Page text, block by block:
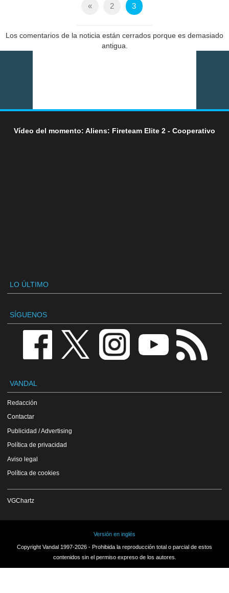
« 2 3
Los comentarios de la noticia están cerrados porque es demasiado
antigua.
Vídeo del momento: Aliens: Fireteam Elite 2 - Cooperativo
LO ÚLTIMO
SÍGUENOS
VANDAL
Redacción
Contactar
Publicidad / Advertising
Política de privacidad
Aviso legal
Política de cookies
VGChartz
Versión en inglés
Copyright Vandal 1997-2026 - Prohibida la reproducción total o parcial de estos
contenidos sin el permiso expreso de los autores.